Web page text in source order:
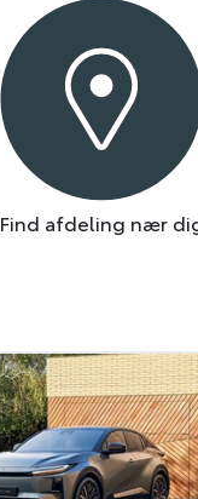
Find afdeling nær